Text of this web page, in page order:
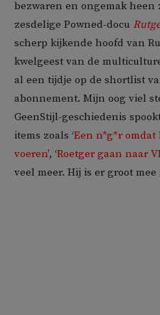
bezwaren en ongemak heen
zesdelige Powned-docu
scherp kijkende hoofd van
kwelgeest van de
al een tijdje op de shortlist
abonnement. Mijn oog viel
GeenStijl-geschiedenis
items zoals ‘Een n*g*r omdat
voeren’, ‘Roetger gaan naar
veel meer. Hij is er groot mee